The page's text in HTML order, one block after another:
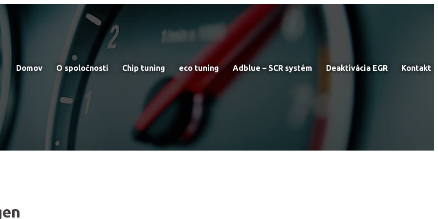
Domov O spoločnosti Chip tuning eco tuning Adblue – SCR systém Deaktivácia EGR Kontakt